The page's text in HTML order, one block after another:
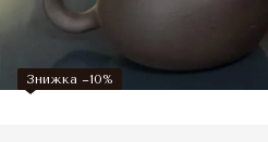
Знижка −10%